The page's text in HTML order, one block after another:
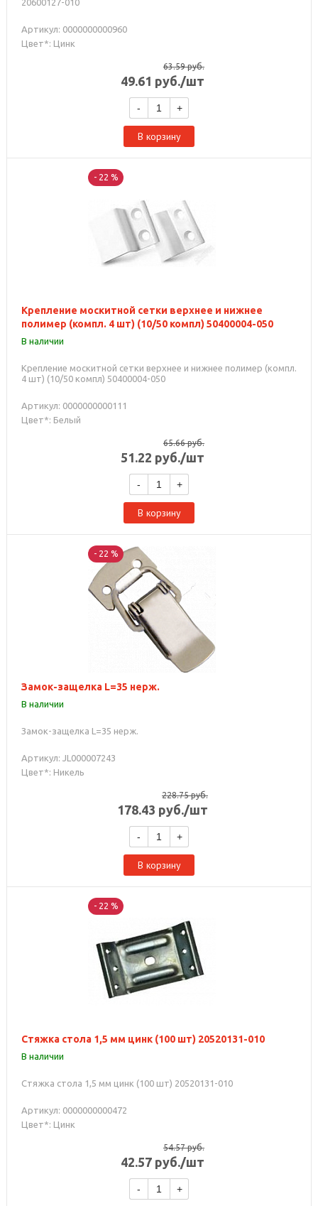
20600127-010
Артикул: 0000000000960
Цвет*: Цинк
63.59руб.
49.61 руб./шт
- +
В корзину
- 22 %
Крепление москитной сетки верхнее и нижнее
полимер (компл. 4 шт) (10/50 компл) 50400004-050
В наличии
Крепление москитной сетки верхнее и нижнее полимер (компл.
4 шт) (10/50 компл) 50400004-050
Артикул: 0000000000111
Цвет*: Белый
65.66руб.
51.22 руб./шт
- +
В корзину
- 22 %
Замок-защелка L=35 нерж.
В наличии
Замок-защелка L=35 нерж.
Артикул: JL000007243
Цвет*: Никель
228.75руб.
178.43 руб./шт
- +
В корзину
- 22 %
Стяжка стола 1,5 мм цинк (100 шт) 20520131-010
В наличии
Стяжка стола 1,5 мм цинк (100 шт) 20520131-010
Артикул: 0000000000472
Цвет*: Цинк
54.57руб.
42.57 руб./шт
- +